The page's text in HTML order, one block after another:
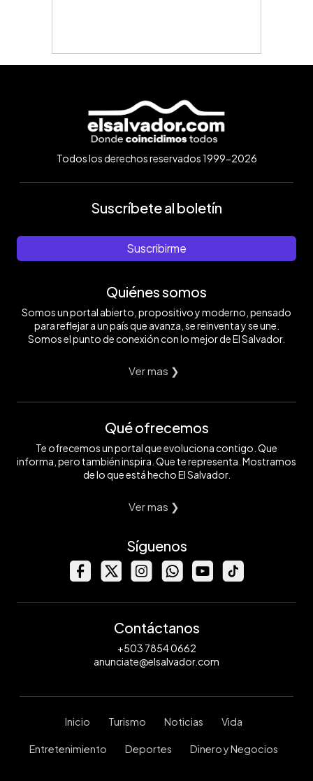
Todos los derechos reservados 1999-2026
Suscríbete al boletín
Suscribirme
Quiénes somos
Somos un portal abierto, propositivo y moderno, pensado
para reflejar a un país que avanza, se reinventa y se une.
Somos el punto de conexión con lo mejor de El Salvador.
Ver mas ❯
Qué ofrecemos
Te ofrecemos un portal que evoluciona contigo. Que
informa, pero también inspira. Que te representa. Mostramos
de lo que está hecho El Salvador.
Ver mas ❯
Síguenos
Contáctanos
+503 7854 0662
anunciate@elsalvador.com
Inicio Turismo Noticias Vida
Entretenimiento Deportes Dinero y Negocios